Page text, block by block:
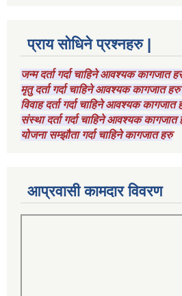
प्राय सोधिने प्रश्नहरु |
जन्म दर्ता गर्दा चाहिने आवश्यक कागजात
मृतु दर्ता गर्दा चाहिने आवश्यक कागजात हरु
विवाह दर्ता गर्दा चाहिने आवश्यक
संस्था दर्ता गर्दा चाहिने आवश्यक
योजना सम्झौता गर्दा चाहिने कागजात हरु
आप्रवासी कामदार विवरण